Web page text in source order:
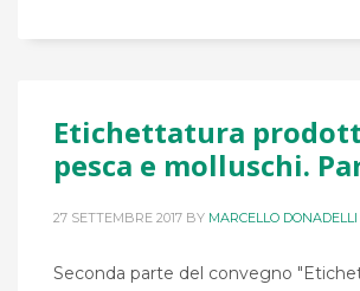
Etichettatura
pesca e molluschi.
27 SETTEMBRE 2017 BY MARCELLO DONADELLI
Seconda parte del convegno